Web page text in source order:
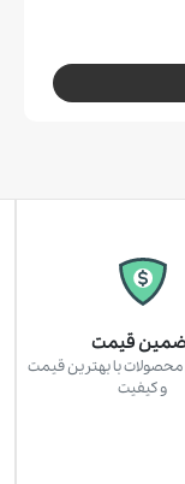
قیمت
محصولات با بهترین قیمت
و کیفیت